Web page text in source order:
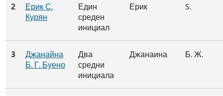
2
Ерик С.
Курян
Един
среден
инициал
Ерик S.
3
Джанайна
Б. Г. Буено
Два
средни
инициала
Джанаина Б. Ж.